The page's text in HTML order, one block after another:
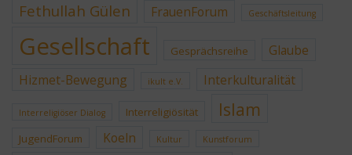
Fethullah Gülen FrauenForum Geschäftsleitung
Gesellschaft Gesprächsreihe
Glaube
Hizmet-Bewegung
ikult e.V. Interkulturalität
Interreligiöser Dialog Interreligiösität Islam
JugendForum Koeln Kultur Kunstforum